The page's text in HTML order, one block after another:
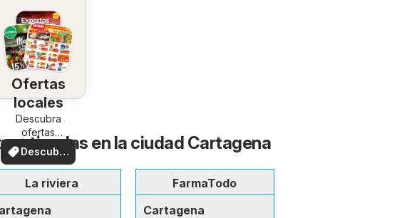
Ofertas
locales
Descubra
ofertas
especiales
Descubre
ofertas
tiendas en la ciudad Cartagena
La riviera
FarmaTodo
Cartagena